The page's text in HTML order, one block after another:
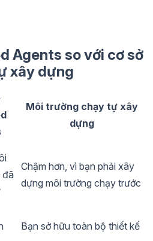
Agents so với cơ sở
xây dựng
Môi trường chạy tự xây
dựng
đã
Chậm hơn, vì bạn phải xây
dựng môi trường chạy trước
Bạn sở hữu toàn bộ thiết kế